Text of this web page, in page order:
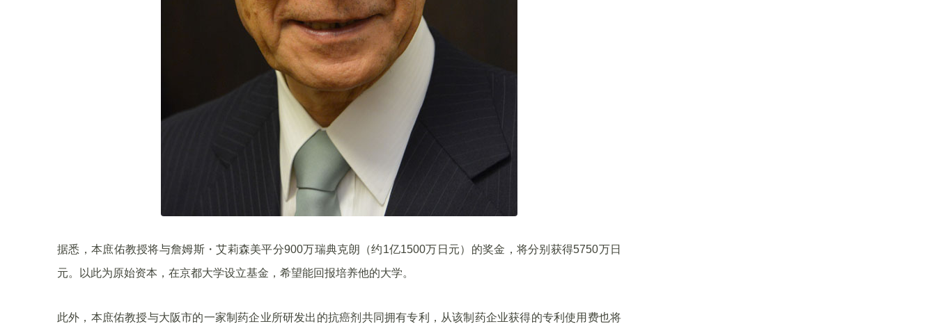
据悉，本庶佑教授将与詹姆斯・艾莉森美平分900万瑞典克朗（约1亿1500万日元）的奖金，将分别获得5750万日
元。以此为原始资本，在京都大学设立基金，希望能回报培养他的大学。
此外，本庶佑教授与大阪市的一家制药企业所研发出的抗癌剂共同拥有专利，从该制药企业获得的专利使用费也将